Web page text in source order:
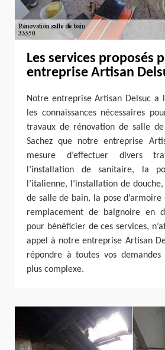
Les services proposés
entreprise Artisan
Notre entreprise Artisan Delsuc a
les connaissances nécessaires
travaux de rénovation de salle
Sachez que notre entreprise
mesure d’effectuer divers
l’installation de sanitaire, la
l’italienne, l’installation de
de salle de bain, la pose
remplacement de baignoire en
pour bénéficier de ces services,
appel à notre entreprise Artisan
répondre à toutes vos
plus complexe.